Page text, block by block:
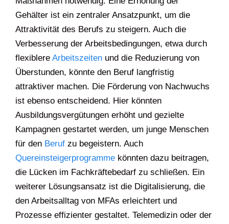
Gehälter ist ein zentraler Ansatzpunkt, um die
Attraktivität des Berufs zu steigern. Auch die
Verbesserung der Arbeitsbedingungen, etwa durch
flexiblere Arbeitszeiten und die Reduzierung von
Überstunden, könnte den Beruf langfristig
attraktiver machen. Die Förderung von Nachwuchs
ist ebenso entscheidend. Hier könnten
Ausbildungsvergütungen erhöht und gezielte
Kampagnen gestartet werden, um junge Menschen
für den Beruf zu begeistern. Auch
Quereinsteigerprogramme könnten dazu beitragen,
die Lücken im Fachkräftebedarf zu schließen. Ein
weiterer Lösungsansatz ist die Digitalisierung, die
den Arbeitsalltag von MFAs erleichtert und
Prozesse effizienter gestaltet. Telemedizin oder der